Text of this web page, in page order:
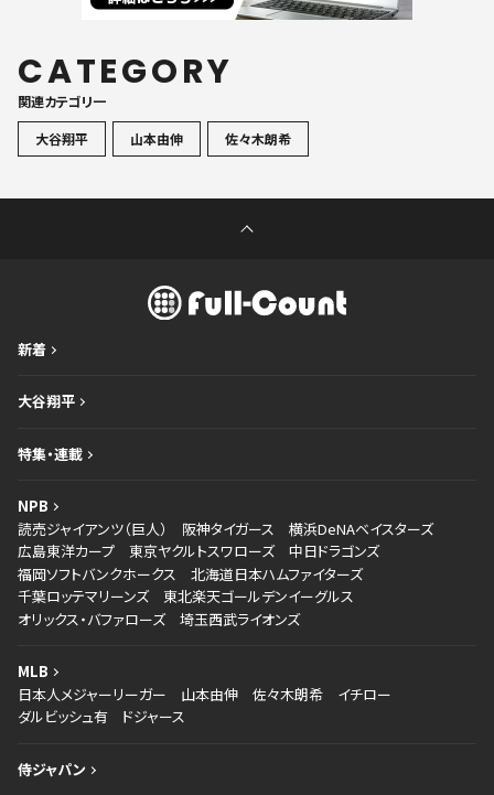
CATEGORY
関連カテゴリ一
大谷翔平
山本由伸 佐々木朗希
新着
大谷翔平
特集・連載
NPB
読売ジャイアンツ（巨人）
阪神タイガース
横浜DeNAベイスターズ
広島東洋カープ
東京ヤクルトスワローズ
中日ドラゴンズ
福岡ソフトバンクホークス
北海道日本ハムファイターズ
千葉ロッテマリーンズ
東北楽天ゴールデンイーグルス
オリックス・バファローズ
埼玉西武ライオンズ
MLB
日本人メジャーリーガー
山本由伸 佐々木朗希
イチロー
ダルビッシュ有
ドジャース
侍ジャパン